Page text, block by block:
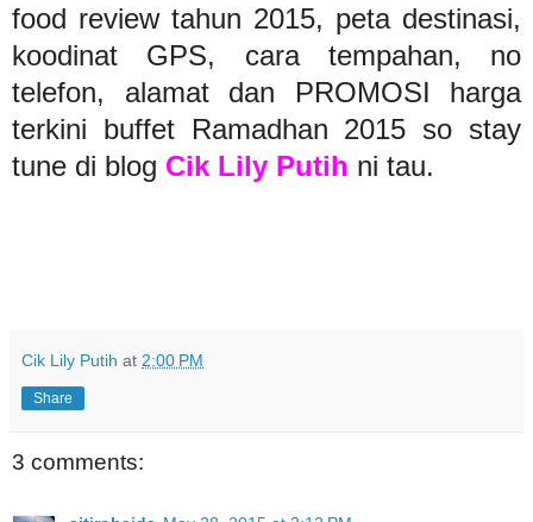
food review tahun 2015, peta destinasi,
koodinat GPS, cara tempahan, no
telefon, alamat dan PROMOSI harga
terkini buffet Ramadhan 2015 so stay
tune di blog Cik Lily Putih ni tau.
Cik Lily Putih at 2:00 PM
Share
3 comments: